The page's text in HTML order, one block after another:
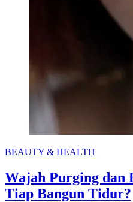
Categories
BEAUTY & HEALTH
Wajah Purging dan
Tiap Bangun Tidur?